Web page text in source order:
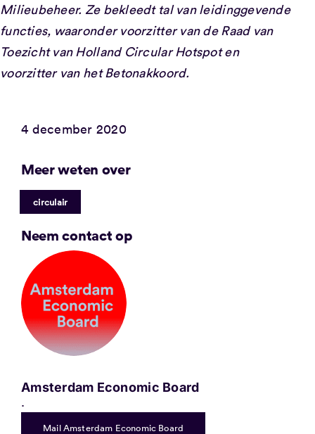
Milieubeheer. Ze bekleedt tal van leidinggevende
functies, waaronder voorzitter van de Raad van
Toezicht van Holland Circular Hotspot en
voorzitter van het Betonakkoord.
4 december 2020
Meer weten over
circulair
Neem contact op
Amsterdam Economic Board
.
Mail Amsterdam Economic Board